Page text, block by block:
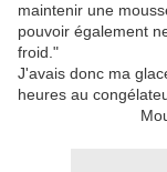
maintenir une
pouvoir également
froid."
J'avais donc ma
heures au